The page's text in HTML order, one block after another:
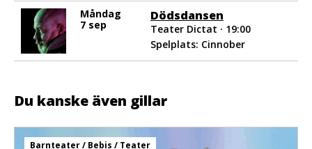
Måndag
7 sep
Dödsdansen
Teater Dictat · 19:00
Spelplats: Cinnober
Du kanske även gillar
Barnteater / Bebis / Teater